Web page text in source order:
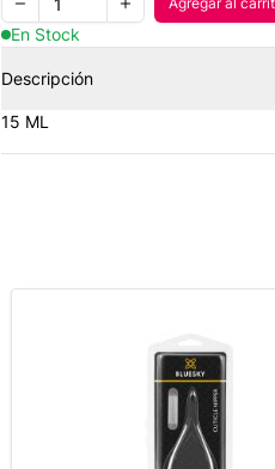
Remove one itemAdd one item
En Stock
Descripción
15 ML